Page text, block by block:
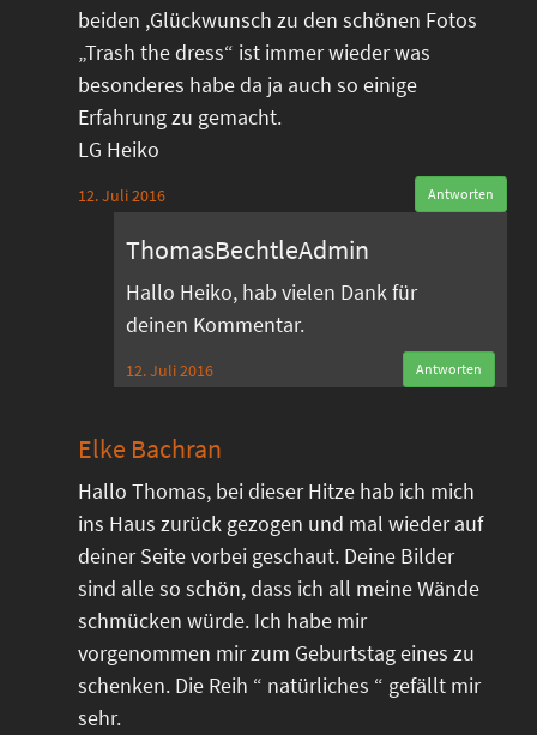
beiden ,Glückwunsch zu den schönen Fotos
„Trash the dress“ ist immer wieder was
besonderes habe da ja auch so einige
Erfahrung zu gemacht.
LG Heiko
12. Juli 2016 Antworten
ThomasBechtleAdmin
Hallo Heiko, hab vielen Dank für
deinen Kommentar.
12. Juli 2016 Antworten
Elke Bachran
Hallo Thomas, bei dieser Hitze hab ich mich
ins Haus zurück gezogen und mal wieder auf
deiner Seite vorbei geschaut. Deine Bilder
sind alle so schön, dass ich all meine Wände
schmücken würde. Ich habe mir
vorgenommen mir zum Geburtstag eines zu
schenken. Die Reih “ natürliches “ gefällt mir
sehr.